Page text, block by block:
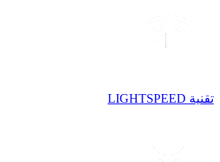
تقنية LIGHTSPEED